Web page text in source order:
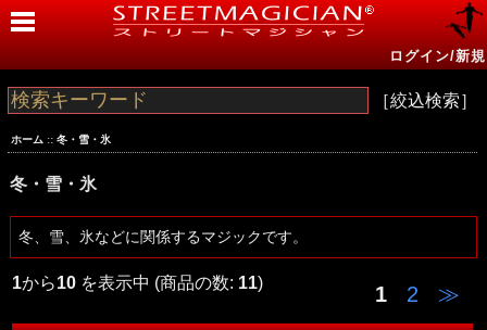
ログイン/新規
［絞込検索］
ホーム :: 冬・雪・氷
冬・雪・氷
冬、雪、氷などに関係するマジックです。
1から10 を表示中 (商品の数: 11) 1 2 ≫